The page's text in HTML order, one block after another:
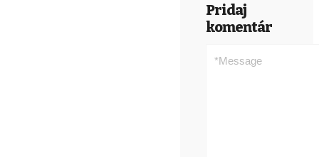
Pridaj
komentár